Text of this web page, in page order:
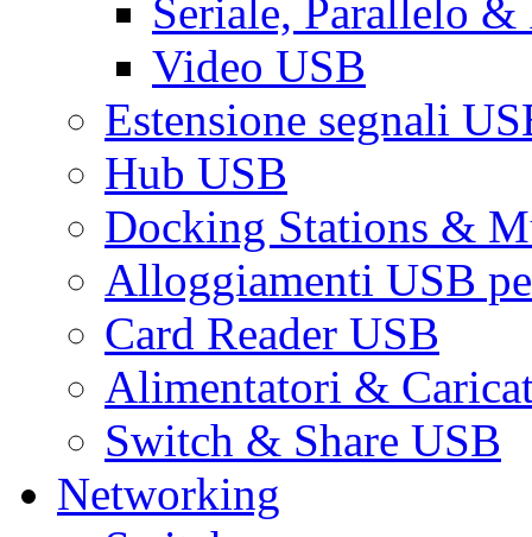
Seriale, Parallelo &
Video USB
Estensione segnali
Hub USB
Docking Stations &
Alloggiamenti USB
Card Reader USB
Alimentatori &
Switch & Share USB
Networking